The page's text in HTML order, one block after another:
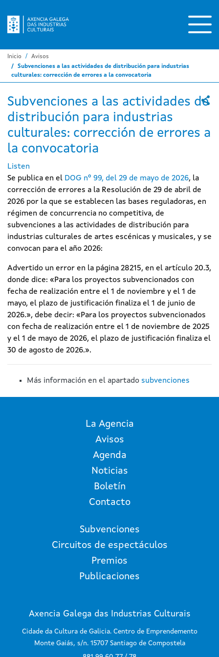
Inicio
Avisos
Subvenciones a las actividades de distribución para industrias
culturales: corrección de errores a la convocatoria
Subvenciones a las actividades de
distribución para industrias
culturales: corrección de errores a
la convocatoria
Listen
Se publica en el DOG nº 99, del 29 de mayo de 2026, la
corrección de errores a la Resolución de 29 de abril de
2026 por la que se establecen las bases reguladoras, en
régimen de concurrencia no competitiva, de
subvenciones a las actividades de distribución para
industrias culturales de artes escénicas y musicales, y se
convocan para el año 2026:
Advertido un error en la página 28215, en el artículo 20.3,
donde dice: «Para los proyectos subvencionados con
fecha de realización entre el 1 de noviembre y el 1 de
mayo, el plazo de justificación finaliza el 1 de junio de
2026.», debe decir: «Para los proyectos subvencionados
con fecha de realización entre el 1 de noviembre de 2025
y el 1 de mayo de 2026, el plazo de justificación finaliza el
30 de agosto de 2026.».
Más información en el apartado subvenciones
La Agencia
Avisos
Agenda
Noticias
Boletín
Contacto
Subvenciones
Circuitos de espectáculos
Premios
Publicaciones
Axencia Galega das Industrias Culturais
Cidade da Cultura de Galicia. Centro de Emprendemento
Monte Gaiás, s/n. 15707 Santiago de Compostela